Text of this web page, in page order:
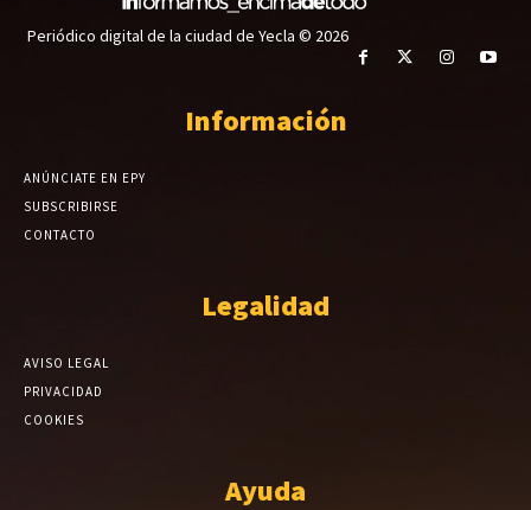
Periódico digital de la ciudad de Yecla © 2026
Información
ANÚNCIATE EN EPY
SUBSCRIBIRSE
CONTACTO
Legalidad
AVISO LEGAL
PRIVACIDAD
COOKIES
Ayuda